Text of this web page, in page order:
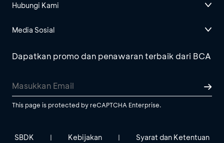
Hubungi Kami
Media Sosial
Dapatkan promo dan penawaran terbaik dari BCA
This page is protected by reCAPTCHA Enterprise.
SBDK | Kebijakan | Syarat dan Ketentuan